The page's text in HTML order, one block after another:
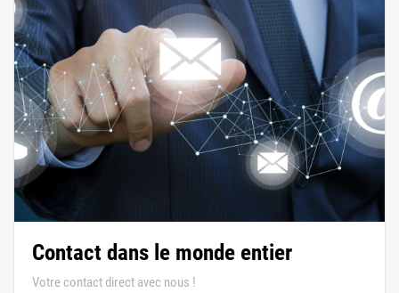
Contact dans le monde entier
Votre contact direct avec nous !